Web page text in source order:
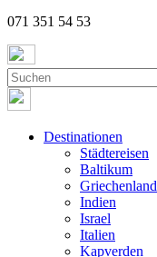
071 351 54 53
Destinationen
Städtereisen
Baltikum
Griechenland
Indien
Israel
Italien
Kapverden